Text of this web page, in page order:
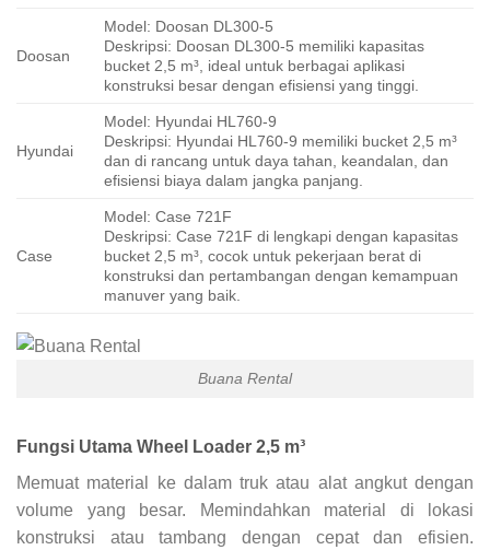
Doosan
Model: Doosan DL300-5
Deskripsi: Doosan DL300-5 memiliki kapasitas
bucket 2,5 m³, ideal untuk berbagai aplikasi
konstruksi besar dengan efisiensi yang tinggi.
Hyundai
Model: Hyundai HL760-9
Deskripsi: Hyundai HL760-9 memiliki bucket 2,5 m³
dan di rancang untuk daya tahan, keandalan, dan
efisiensi biaya dalam jangka panjang.
Case
Model: Case 721F
Deskripsi: Case 721F di lengkapi dengan kapasitas
bucket 2,5 m³, cocok untuk pekerjaan berat di
konstruksi dan pertambangan dengan kemampuan
manuver yang baik.
Buana Rental
Fungsi Utama Wheel Loader 2,5 m³
Memuat material ke dalam truk atau alat angkut dengan
volume yang besar. Memindahkan material di lokasi
konstruksi atau tambang dengan cepat dan efisien.